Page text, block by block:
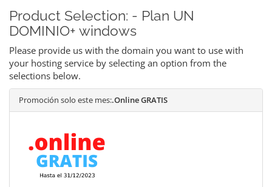
Product Selection: - Plan UN
DOMINIO+ windows
Please provide us with the domain you want to use with
your hosting service by selecting an option from the
selections below.
Promoción solo este mes:.Online GRATIS